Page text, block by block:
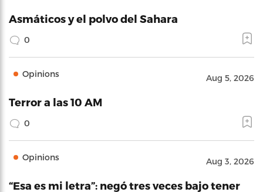
Asmáticos y el polvo del Sahara
0
Opinions Aug 5, 2026
Terror a las 10 AM
0
Opinions Aug 3, 2026
“Esa es mi letra”: negó tres veces bajo tener